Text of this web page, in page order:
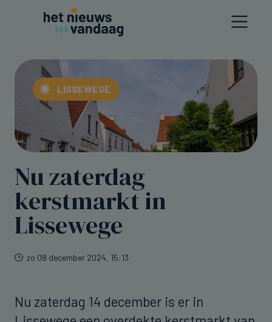
LISSEWEGE
Nu zaterdag
kerstmarkt in
Lissewege
zo 08 december 2024, 15:13
Nu zaterdag 14 december is er in